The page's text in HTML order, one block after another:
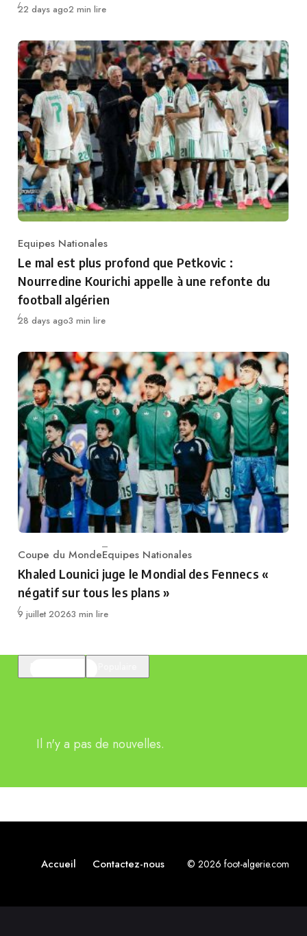
Publié
22 days ago2 min lire
Category
Equipes Nationales
Le mal est plus profond que Petkovic :
Nourredine Kourichi appelle à une refonte du
football algérien
Publié
28 days ago3 min lire
Category
Coupe du MondeEquipes Nationales
Khaled Lounici juge le Mondial des Fennecs «
négatif sur tous les plans »
Publié
9 juillet 20263 min lire
Il n'y a pas de nouvelles.
Accueil Contactez-nous © 2026 foot-algerie.com